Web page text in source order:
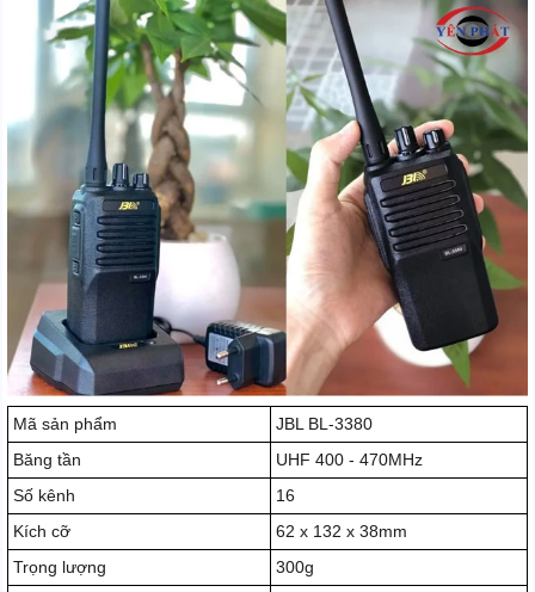
Mã sản phẩm
JBL BL-3380
Băng tần
UHF 400 - 470MHz
Số kênh
16
Kích cỡ
62 x 132 x 38mm
Trọng lượng
300g